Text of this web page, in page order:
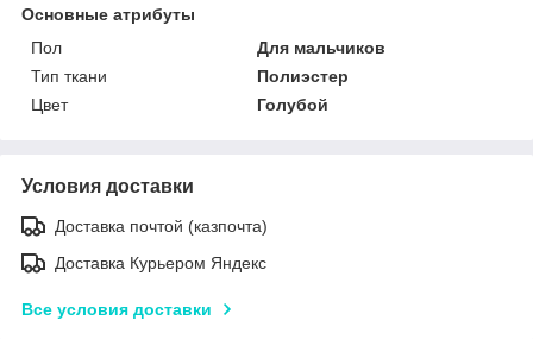
Основные атрибуты
Пол
Для мальчиков
Тип ткани
Полиэстер
Цвет
Голубой
Условия доставки
Доставка почтой (казпочта)
Доставка Курьером Яндекс
Все условия доставки